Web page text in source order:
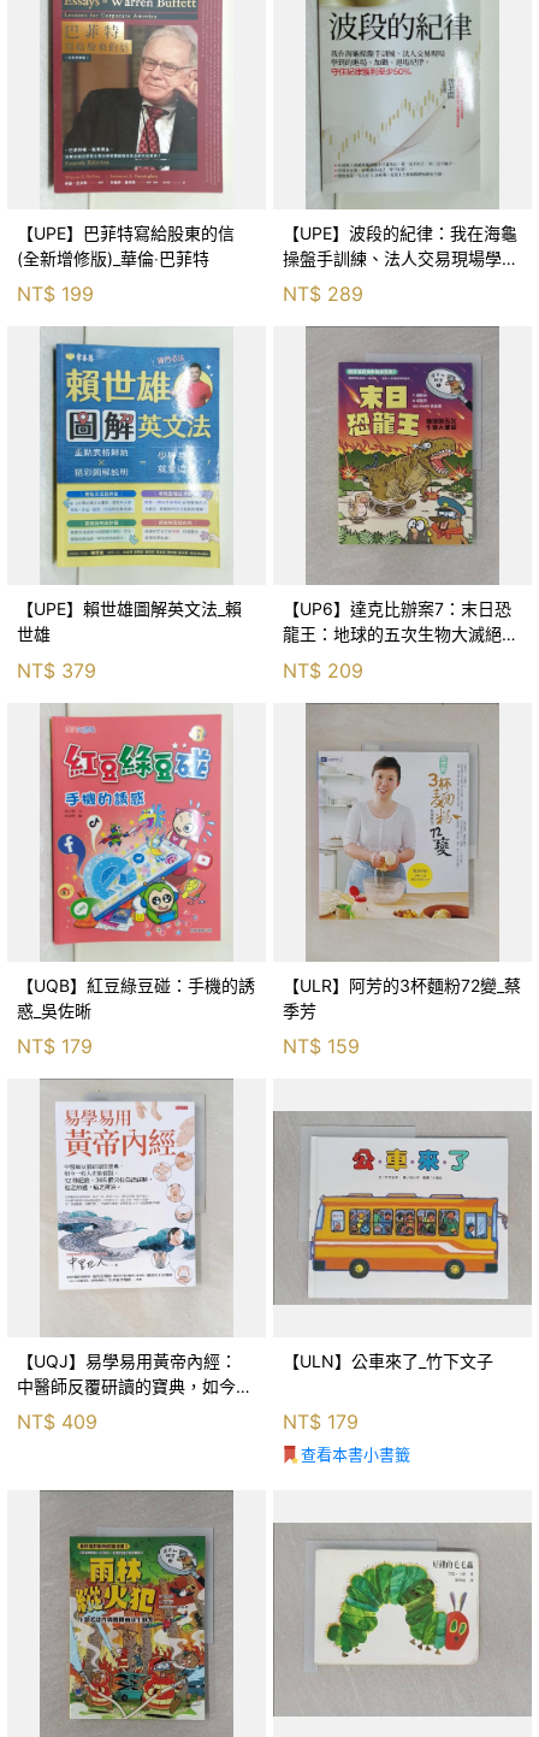
【UPE】巴菲特寫給股東的信
(全新增修版)_華倫‧巴菲特
NT$ 199
【UPE】波段的紀律：我在海龜
操盤手訓練、法人交易現場學到
的進場、加碼、退場紀律，守住
紀律獲利至少50％_雷老闆
NT$ 289
【UPE】賴世雄圖解英文法_賴
世雄
NT$ 379
【UP6】達克比辦案7：末日恐
龍王：地球的五次生物大滅絕_
胡妙芬
NT$ 209
【UQB】紅豆綠豆碰：手機的誘
惑_吳佐晰
NT$ 179
【ULR】阿芳的3杯麵粉72變_蔡
季芳
NT$ 159
【UQJ】易學易用黃帝內經：
中醫師反覆研讀的寶典，如今一
般人也能實踐。12條經絡、365
個穴位白話詳解，經之所過，病
NT$ 409
【ULN】公車來了_竹下文子
NT$ 179
查看本書小書籤